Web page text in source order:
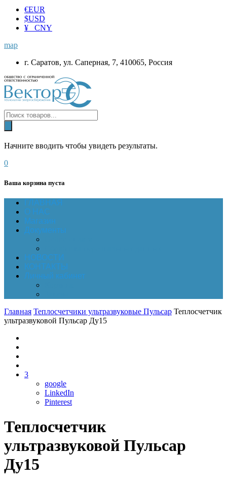
€EUR
$USD
¥ CNY
map
г. Саратов, ул. Саперная, 7, 410065, Россия
Начните вводить чтобы увидеть результаты.
0
Ваша корзина пуста
ГЛАВНАЯ
О НАС
Магазин
Документы
НОВОСТИ
КОНТАКТЫ
Личный кабинет
Главная Теплосчетчики ультразвуковые Пульсар Теплосчетчик
ультразвуковой Пульсар Ду15
3
google
LinkedIn
Pinterest
Теплосчетчик
ультразвуковой Пульсар
Ду15